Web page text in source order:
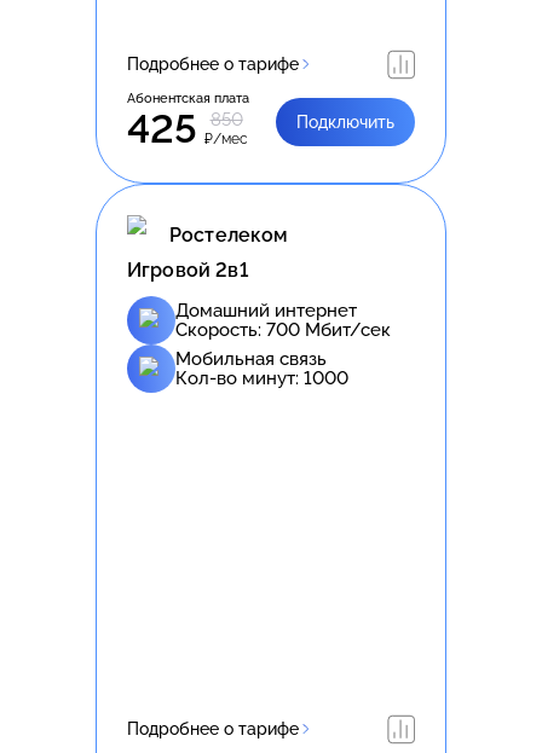
Подробнее о тарифе
Абонентская плата
425 850
₽/мес
Подключить
Ростелеком
Игровой 2в1
Домашний интернет
Скорость: 700 Мбит/сек
Мобильная связь
Кол-во минут: 1000
Подробнее о тарифе